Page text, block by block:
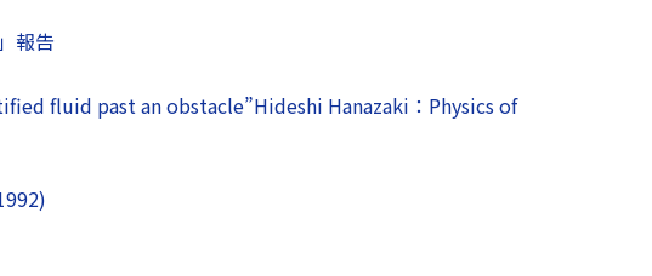
報告
fluid past an obstacle”Hideshi Hanazaki：Physics of